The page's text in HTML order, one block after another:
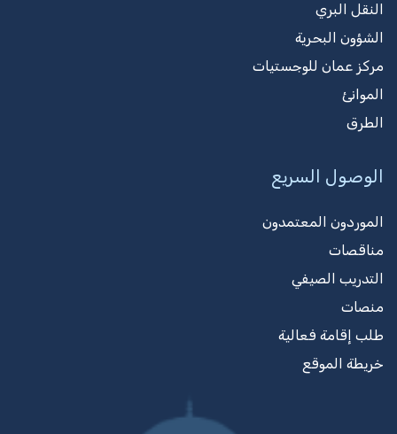
النقل البري
الشؤون البحرية
مركز عمان للوجستيات
الموانئ
الطرق
الوصول السريع
الموردون المعتمدون
مناقصات
التدريب الصيفي
منصات
طلب إقامة فعالية
خريطة الموقع